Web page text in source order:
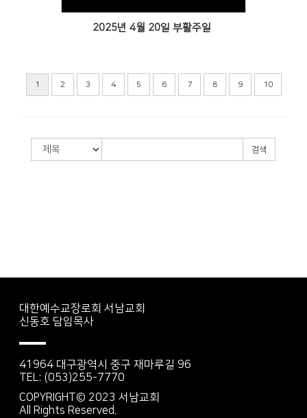
2025년 4월 20일 부활주일
1 2 3 4 5 6 7 8 9 10
검색
대한예수교장로회 서남교회
신동호 담임목사
41964 대구광역시 중구 재마루길 96
TEL: (053)255-7770
COPYRIGHT© 2023 서남교회
All Rights Reserved.